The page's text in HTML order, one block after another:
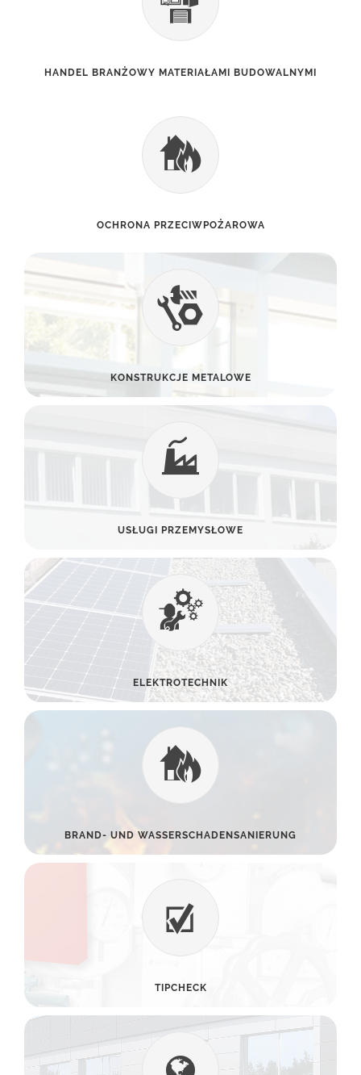
HANDEL BRANŻOWY MATERIAŁAMI BUDOWALNYMI
OCHRONA PRZECIWPOŻAROWA
KONSTRUKCJE METALOWE
USŁUGI PRZEMYSŁOWE
ELEKTROTECHNIK
BRAND- UND WASSERSCHADENSANIERUNG
TIPCHECK